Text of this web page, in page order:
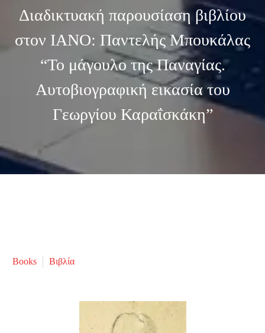
Διαδικτυακή παρουσίαση βιβλίου
στον ΙΑΝΟ: Παντελής Μπουκάλας
“Το μάγουλο της Παναγίας.
Αυτοβιογραφική εικασία του
Γεωργίου Καραΐσκάκη”
Books Βιβλία